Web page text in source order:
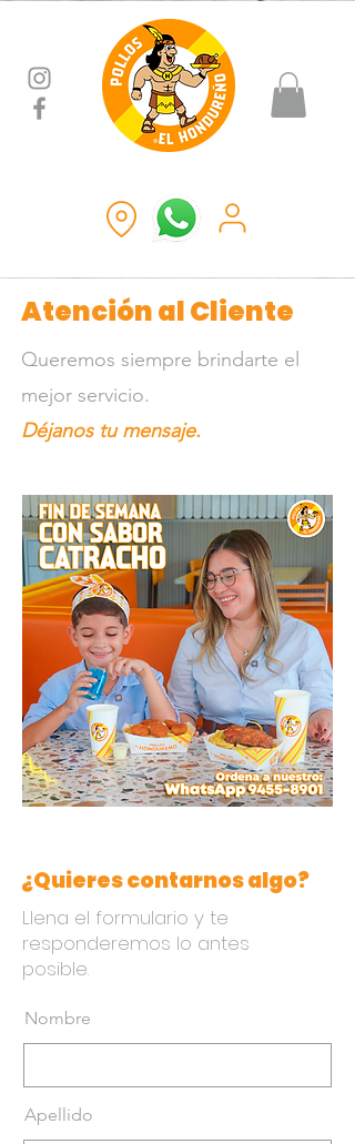
Atención al Cliente
Queremos siempre brindarte el
mejor servicio.
Déjanos tu mensaje.
¿Quieres contarnos algo?
Llena el formulario y te
responderemos lo antes
posible.
Nombre
Apellido